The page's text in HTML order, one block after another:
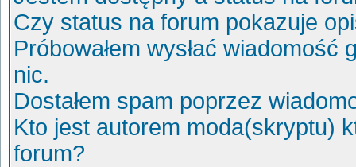
Czy status na forum pokazuje
Próbowałem wysłać
nic.
Dostałem spam poprzez
Kto jest autorem moda(skryptu)
forum?